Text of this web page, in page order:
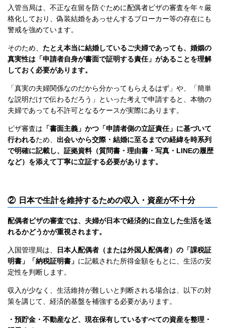
入管当局は、不正な在留を防ぐために配偶者ビザの審査を年々厳
格化しており、偽装結婚をあっせんするブローカー等の存在にも
警戒を強めています。
そのため、 たとえ本当に結婚しているご夫婦であっても、婚姻の
真実性は「申請者自身が書面で証明する責任」があることを理解
しておく必要があります。
「真実の夫婦関係なのだから分かってもらえるはず」や、「簡単
な説明だけで伝わるだろう」といった考えで申請すると、本物の
夫婦であっても不許可となるケースが実際にあります。
ビザ審査は 「書面主義」かつ「申請者側の立証責任」に基づいて
行われるため、 出会いから交際・結婚に至るまでの経緯を時系列
で明確に記載し、証拠資料（質問書・理由書・写真・LINEの履歴
など）を添えて丁寧に立証する必要があります。
② 日本で生計を維持するための収入・資産が不十分
配偶者ビザの審査では、夫婦が日本で経済的に自立した生活を送
れるかどうかが重視されます。
入国管理局は、
日本人配偶者（または外国人配偶者）の「課税証
明書」「納税証明書」 に記載された所得金額をもとに、生活の安
定性を判断します。
収入が少なく、生活維持が難しいと判断される場合は、以下の対
策を講じて、経済的基盤を補強する必要があります。
・預貯金・不動産など、現在保有しているすべての資産を整理・